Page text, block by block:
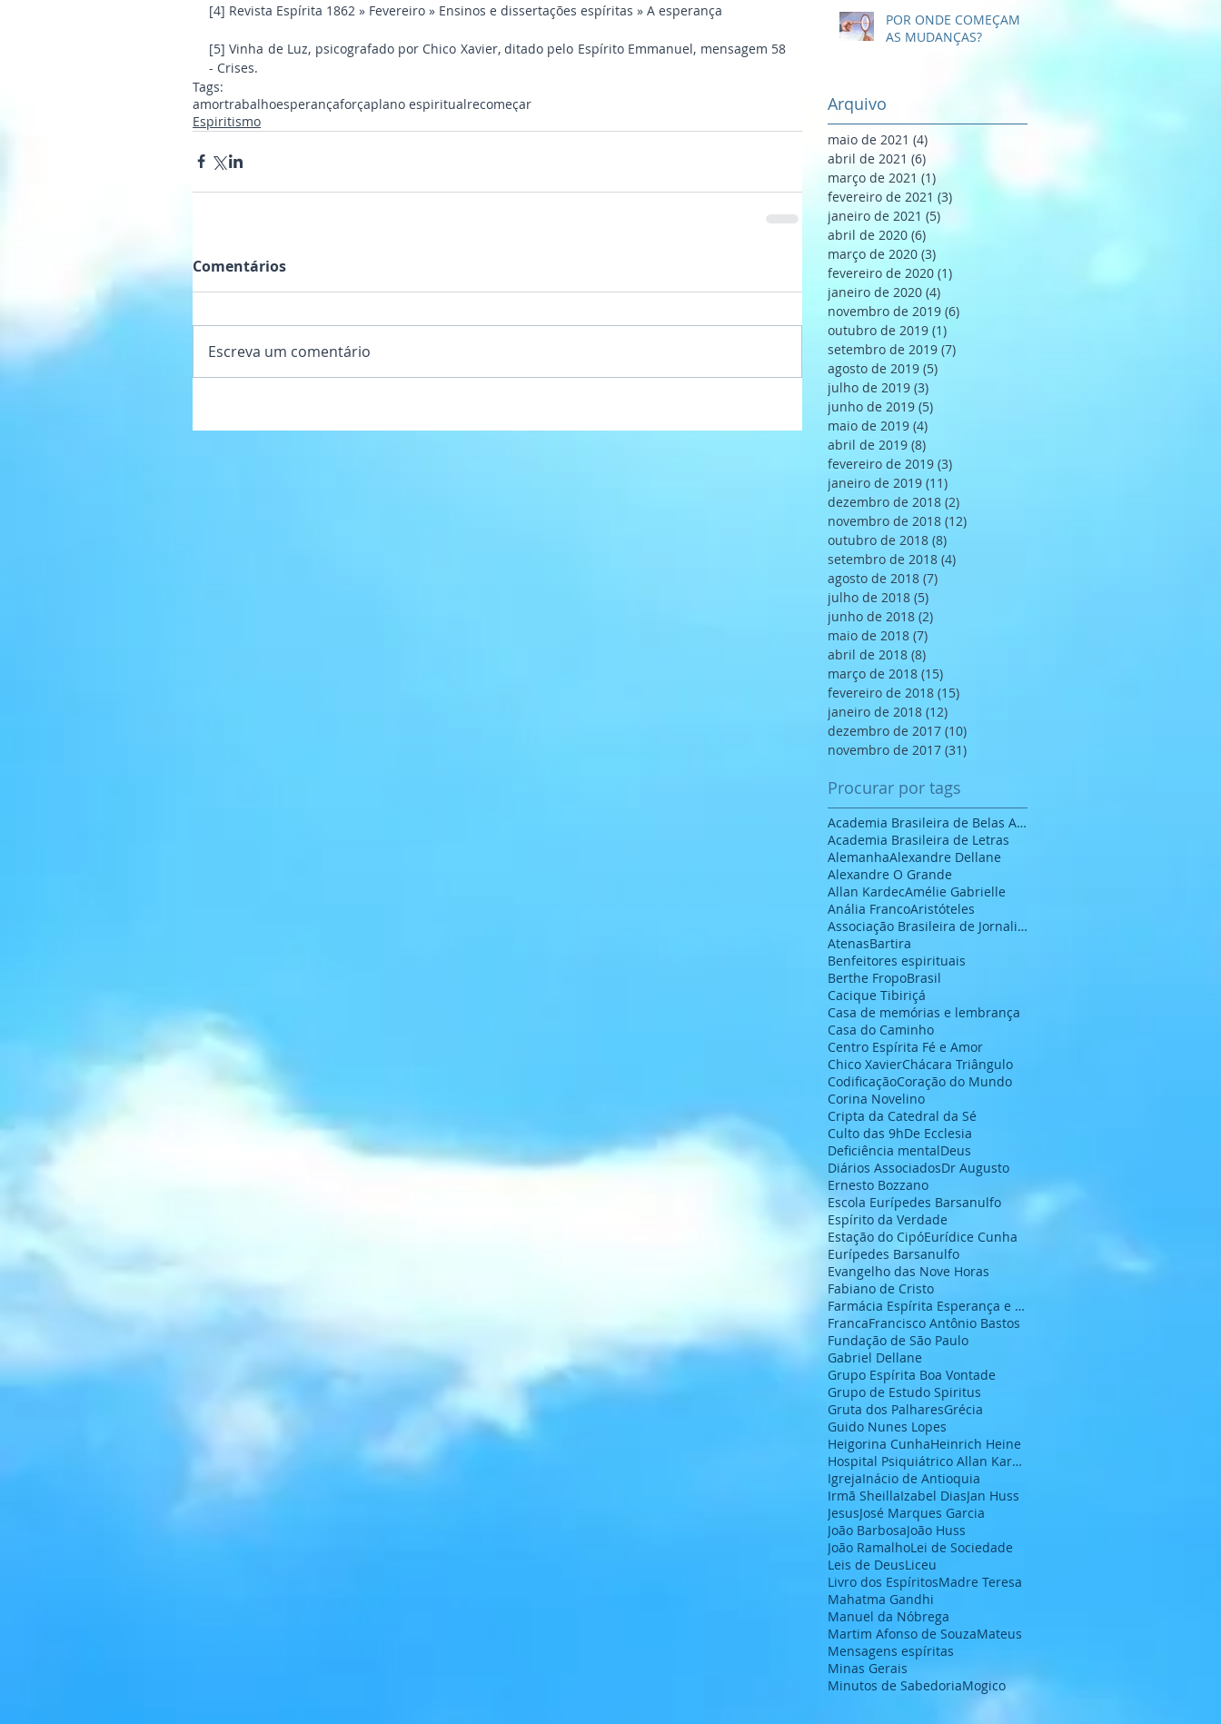
[4] Revista Espírita 1862 » Fevereiro » Ensinos e dissertações espíritas » A esperança
[5] Vinha de Luz, psicografado por Chico Xavier, ditado pelo Espírito Emmanuel, mensagem 58
- Crises.
Tags:
amortrabalhoesperançaforçaplano espiritualrecomeçar
Espiritismo
Comentários
Escreva um comentário
POR ONDE COMEÇAM
AS MUDANÇAS?
Arquivo
maio de 2021 (4)
abril de 2021 (6)
março de 2021 (1)
fevereiro de 2021 (3)
janeiro de 2021 (5)
abril de 2020 (6)
março de 2020 (3)
fevereiro de 2020 (1)
janeiro de 2020 (4)
novembro de 2019 (6)
outubro de 2019 (1)
setembro de 2019 (7)
agosto de 2019 (5)
julho de 2019 (3)
junho de 2019 (5)
maio de 2019 (4)
abril de 2019 (8)
fevereiro de 2019 (3)
janeiro de 2019 (11)
dezembro de 2018 (2)
novembro de 2018 (12)
outubro de 2018 (8)
setembro de 2018 (4)
agosto de 2018 (7)
julho de 2018 (5)
junho de 2018 (2)
maio de 2018 (7)
abril de 2018 (8)
março de 2018 (15)
fevereiro de 2018 (15)
janeiro de 2018 (12)
dezembro de 2017 (10)
novembro de 2017 (31)
Procurar por tags
Academia Brasileira de Belas Artes
Academia Brasileira de Letras
AlemanhaAlexandre Dellane
Alexandre O Grande
Allan KardecAmélie Gabrielle
Anália FrancoAristóteles
Associação Brasileira de Jornalistas e Escritores
AtenasBartira
Benfeitores espirituais
Berthe FropoBrasil
Cacique Tibiriçá
Casa de memórias e lembrança
Casa do Caminho
Centro Espírita Fé e Amor
Chico XavierChácara Triângulo
CodificaçãoCoração do Mundo
Corina Novelino
Cripta da Catedral da Sé
Culto das 9hDe Ecclesia
Deficiência mentalDeus
Diários AssociadosDr Augusto
Ernesto Bozzano
Escola Eurípedes Barsanulfo
Espírito da Verdade
Estação do CipóEurídice Cunha
Eurípedes Barsanulfo
Evangelho das Nove Horas
Fabiano de Cristo
Farmácia Espírita Esperança e Caridade
FrancaFrancisco Antônio Bastos
Fundação de São Paulo
Gabriel Dellane
Grupo Espírita Boa Vontade
Grupo de Estudo Spiritus
Gruta dos PalharesGrécia
Guido Nunes Lopes
Heigorina CunhaHeinrich Heine
Hospital Psiquiátrico Allan Kardec
IgrejaInácio de Antioquia
Irmã SheillaIzabel DiasJan Huss
JesusJosé Marques Garcia
João BarbosaJoão Huss
João RamalhoLei de Sociedade
Leis de DeusLiceu
Livro dos EspíritosMadre Teresa
Mahatma Gandhi
Manuel da Nóbrega
Martim Afonso de SouzaMateus
Mensagens espíritas
Minas Gerais
Minutos de SabedoriaMogico